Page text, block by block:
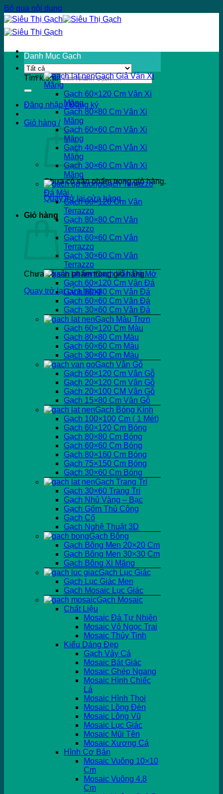
Bỏ qua nội dung
Tìm kiếm:
Đăng nhập / Đăng ký
Giỏ hàng /
Chưa có sản phẩm trong giỏ hàng.
Quay trở lại cửa hàng
Giỏ hàng
Chưa có sản phẩm trong giỏ hàng.
Quay trở lại cửa hàng
Danh Mục Gạch
Gạch Giả Vân Xi
Măng
Gạch 60×120 Cm Vân Xi
Măng
Gạch 80×80 Cm Vân Xi
Măng
Gạch 60×60 Cm Vân Xi
Măng
Gạch 40×80 Cm Vân Xi
Măng
Gạch 30×60 Cm Vân Xi
Măng
Gạch Terrazzo
Đá Mài
Gạch 60×120 Cm Vân
Terrazzo
Gạch 80×80 Cm Vân
Terrazzo
Gạch 60×60 Cm Vân
Terrazzo
Gạch 30×60 Cm Vân
Terrazzo
Gạch Vân Đá Mờ
Gạch 60×120 Cm Vân Đá
Gạch 80×80 Cm Vân Đá
Gạch 60×60 Cm Vân Đá
Gạch 30×60 Cm Vân Đá
Gạch Màu Trơn
Gạch 60×120 Cm Màu
Gạch 80×80 Cm Màu
Gạch 60×60 Cm Màu
Gạch 30×60 Cm Màu
Gạch Vân Gỗ
Gạch 60×120 Cm Vân Gỗ
Gạch 20×120 Cm Vân Gỗ
Gạch 20×100 CM Vân Gỗ
Gạch 15×80 Cm Vân Gỗ
Gạch Bóng Kính
Gạch 100×100 Cm ( 1 Mét)
Gạch 60×120 Cm Bóng
Gạch 80×80 Cm Bóng
Gạch 60×60 Cm Bóng
Gạch 80×160 Cm Bóng
Gạch 75×150 Cm Bóng
Gạch 30×60 Cm Bóng
Gạch Trang Trí
Gạch 30×60 Trang Trí
Gạch Nhủ Vàng – Bạc
Gạch Gốm Thủ Công
Gạch Cổ
Gạch Nghệ Thuật 3D
Gạch Bông
Gạch Bông Men 20×20 Cm
Gạch Bông Men 30×30 Cm
Gạch Bông Xi Măng
Gạch Lục Giác
Gạch Lục Giác Men
Gạch Mosaic Lục Giác
Gạch Mosaic
Chất Liệu
Mosaic Đá Tự Nhiên
Mosaic Vỏ Ngọc Trai
Mosaic Thủy Tinh
Kiểu Dáng Đẹp
Gạch Vảy Cá
Mosaic Bát Giác
Mosaic Ghép Ngang
Mosaic Hình Chiếc
Lá
Mosaic Hình Thoi
Mosaic Lồng Đèn
Mosaic Lông Vũ
Mosaic Lục Giác
Mosaic Mũi Tên
Mosaic Xương Cá
Hình Cơ Bản
Mosaic Vuông 10×10
Cm
Mosaic Vuông 4.8
Cm